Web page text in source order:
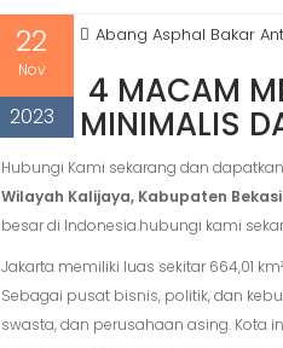
22
Nov
2023
Abang Asphal Bakar
4 MACAM
MINIMALIS
Hubungi Kami sekarang dan
Wilayah Kalijaya, Kabupaten Bekasi
besar di Indonesia.hubungi kami
Jakarta memiliki luas sekitar 664,01
Sebagai pusat bisnis, politik, dan
swasta, dan perusahaan asing.